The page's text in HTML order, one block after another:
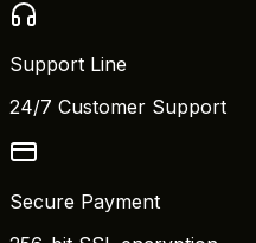
Support Line
24/7 Customer Support
Secure Payment